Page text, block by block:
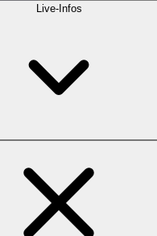
Live-Infos